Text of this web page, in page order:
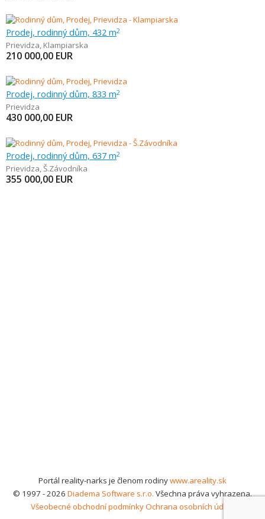
Prodej, rodinný dům, 432 m2
Prievidza, Klampiarska
210 000,00 EUR
Prodej, rodinný dům, 833 m2
Prievidza
430 000,00 EUR
Prodej, rodinný dům, 637 m2
Prievidza,Š.Závodníka
355 000,00 EUR
Portál reality-narks je členom rodinywww.areality.sk
© 1997 - 2026 Diadema Software s.r.o. Všechna práva vyhrazena.
Všeobecné obchodní podmínkyOchrana osobních údajů